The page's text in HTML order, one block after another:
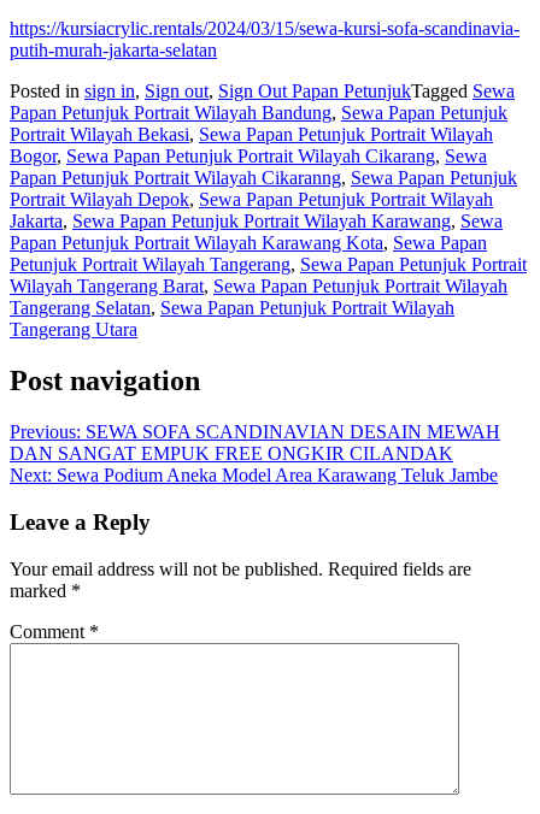
https://kursiacrylic.rentals/2024/03/15/sewa-kursi-sofa-scandinavia-
putih-murah-jakarta-selatan
Posted in sign in, Sign out, Sign Out Papan PetunjukTagged Sewa
Papan Petunjuk Portrait Wilayah Bandung, Sewa Papan Petunjuk
Portrait Wilayah Bekasi, Sewa Papan Petunjuk Portrait Wilayah
Bogor, Sewa Papan Petunjuk Portrait Wilayah Cikarang, Sewa
Papan Petunjuk Portrait Wilayah Cikaranng, Sewa Papan Petunjuk
Portrait Wilayah Depok, Sewa Papan Petunjuk Portrait Wilayah
Jakarta, Sewa Papan Petunjuk Portrait Wilayah Karawang, Sewa
Papan Petunjuk Portrait Wilayah Karawang Kota, Sewa Papan
Petunjuk Portrait Wilayah Tangerang, Sewa Papan Petunjuk Portrait
Wilayah Tangerang Barat, Sewa Papan Petunjuk Portrait Wilayah
Tangerang Selatan, Sewa Papan Petunjuk Portrait Wilayah
Tangerang Utara
Post navigation
Previous: SEWA SOFA SCANDINAVIAN DESAIN MEWAH
DAN SANGAT EMPUK FREE ONGKIR CILANDAK
Next: Sewa Podium Aneka Model Area Karawang Teluk Jambe
Leave a Reply
Your email address will not be published. Required fields are
marked *
Comment *